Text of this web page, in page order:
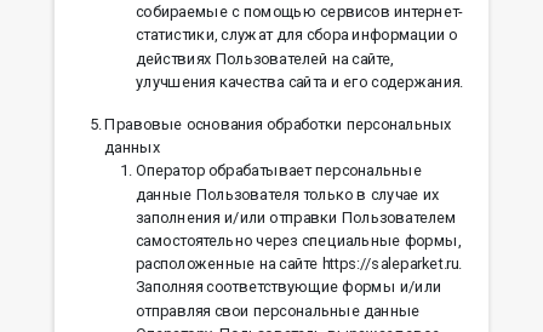
собираемые с помощью сервисов интернет-
статистики, служат для сбора информации о
действиях Пользователей на сайте,
улучшения качества сайта и его содержания.
Правовые основания обработки персональных
данных
Оператор обрабатывает персональные
данные Пользователя только в случае их
заполнения и/или отправки Пользователем
самостоятельно через специальные формы,
расположенные на сайте https://saleparket.ru.
Заполняя соответствующие формы и/или
отправляя свои персональные данные